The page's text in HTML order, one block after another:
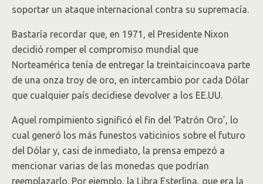
soportar un ataque internacional contra su supremacía.
Bastaría recordar que, en 1971, el Presidente Nixon
decidió romper el compromiso mundial que
Norteamérica tenía de entregar la treintaicincoava parte
de una onza troy de oro, en intercambio por cada Dólar
que cualquier país decidiese devolver a los EE.UU.
Aquel rompimiento significó el fin del ‘Patrón Oro’, lo
cual generó los más funestos vaticinios sobre el futuro
del Dólar y, casi de inmediato, la prensa empezó a
mencionar varias de las monedas que podrían
reemplazarlo. Por ejemplo, la Libra Esterlina, que era la